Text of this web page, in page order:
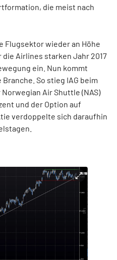
die meist nach
Flugsektor wieder an Höhe
Airlines starken Jahr 2017
ein. Nun kommt
So stieg IAG beim
Air Shuttle (NAS)
und der Option auf
verdoppelte sich daraufhin